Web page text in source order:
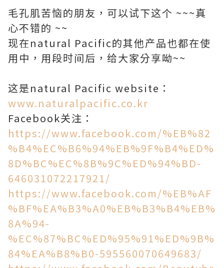
毛孔肌苦恼的朋友，可以试下这个 ~~~真
心不错的 ~~
现在natural Pacific的其他产品也都在使
用中，用段时间后，给大家分享呦~~
这是natural Pacific website：
www.naturalpacific.co.kr
Facebook关注：
https://www.facebook.com/%EB%82
%B4%EC%B6%94%EB%9F%B4%ED%
8D%BC%EC%8B%9C%ED%94%BD-
646031072217921/
https://www.facebook.com/%EB%AF
%BF%EA%B3%A0%EB%B3%B4%EB%
8A%94-
%EC%87%BC%ED%95%91%ED%9B%
84%EA%B8%B0-595560070649683/